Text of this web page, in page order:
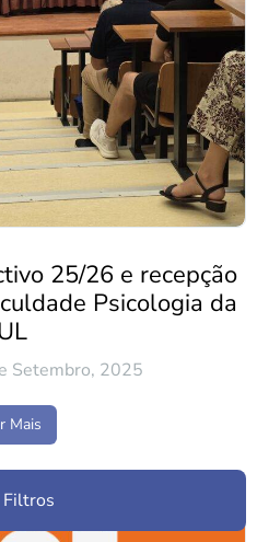
25/26 e recepção
Psicologia da
Setembro, 2025
Mais
Filtros